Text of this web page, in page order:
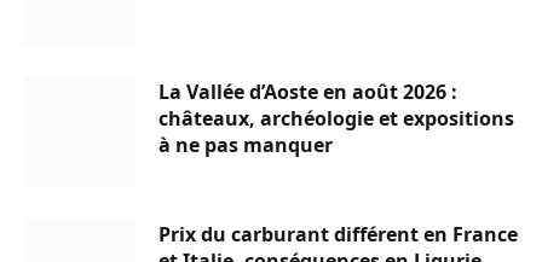
La Vallée d’Aoste en août 2026 :
châteaux, archéologie et expositions
à ne pas manquer
Prix du carburant différent en France